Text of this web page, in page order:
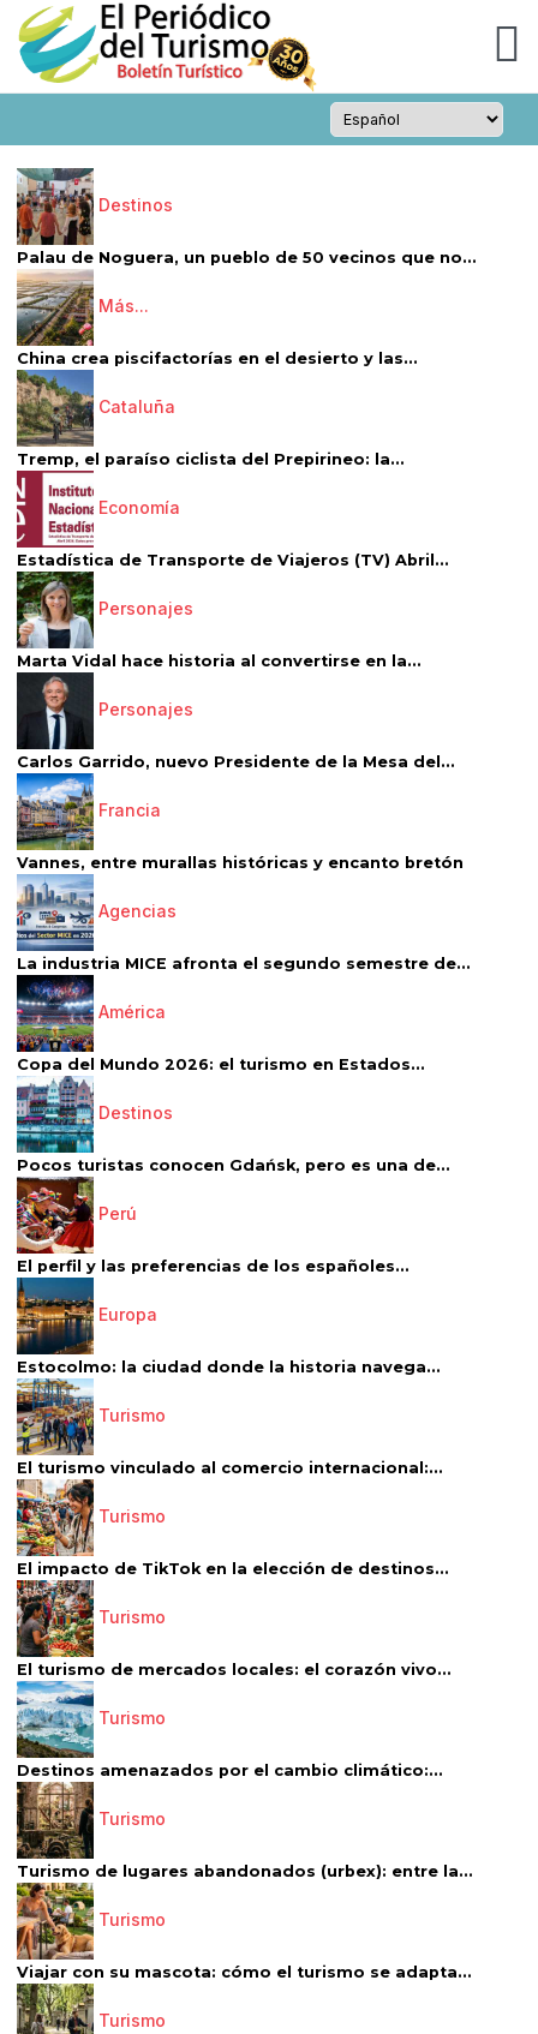
Destinos
Palau de Noguera, un pueblo de 50 vecinos que no...
Más...
China crea piscifactorías en el desierto y las...
Cataluña
Tremp, el paraíso ciclista del Prepirineo: la...
Economía
Estadística de Transporte de Viajeros (TV) Abril...
Personajes
Marta Vidal hace historia al convertirse en la...
Personajes
Carlos Garrido, nuevo Presidente de la Mesa del...
Francia
Vannes, entre murallas históricas y encanto bretón
Agencias
La industria MICE afronta el segundo semestre de...
América
Copa del Mundo 2026: el turismo en Estados...
Destinos
Pocos turistas conocen Gdańsk, pero es una de...
Perú
El perfil y las preferencias de los españoles...
Europa
Estocolmo: la ciudad donde la historia navega...
Turismo
El turismo vinculado al comercio internacional:...
Turismo
El impacto de TikTok en la elección de destinos...
Turismo
El turismo de mercados locales: el corazón vivo...
Turismo
Destinos amenazados por el cambio climático:...
Turismo
Turismo de lugares abandonados (urbex): entre la...
Turismo
Viajar con su mascota: cómo el turismo se adapta...
Turismo